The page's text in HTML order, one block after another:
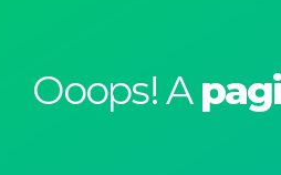
Ooops! A